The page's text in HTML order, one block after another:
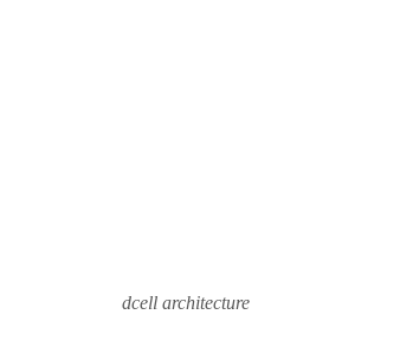
dcell architecture